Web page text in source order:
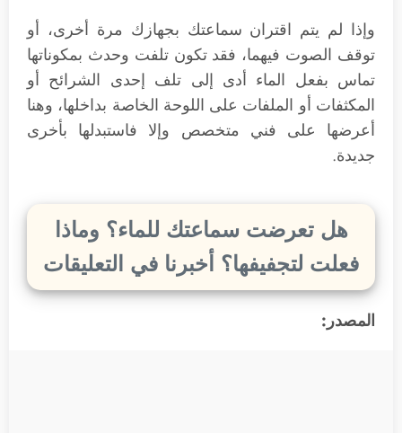
وإذا لم يتم اقتران سماعتك بجهازك مرة أخرى، أو
توقف الصوت فيهما، فقد تكون تلفت وحدث بمكوناتها
تماس بفعل الماء أدى إلى تلف إحدى الشرائح أو
المكثفات أو الملفات على اللوحة الخاصة بداخلها، وهنا
أعرضها على فني متخصص وإلا فاستبدلها بأخرى
جديدة.
هل تعرضت سماعتك للماء؟ وماذا
فعلت لتجفيفها؟ أخبرنا في التعليقات
المصدر: